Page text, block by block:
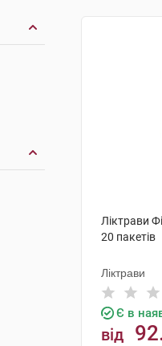
Ліктрави
20 пакетів
Ліктрави
Є в
від